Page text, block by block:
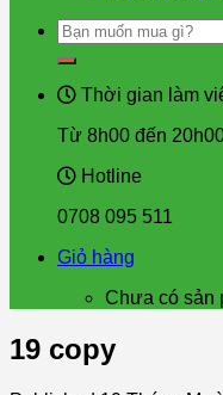
Tìm
kiếm:
Thời gian làm
Từ 8h00 đến
Hotline
0708 095 511
Giỏ hàng
Chưa có sản
19 copy